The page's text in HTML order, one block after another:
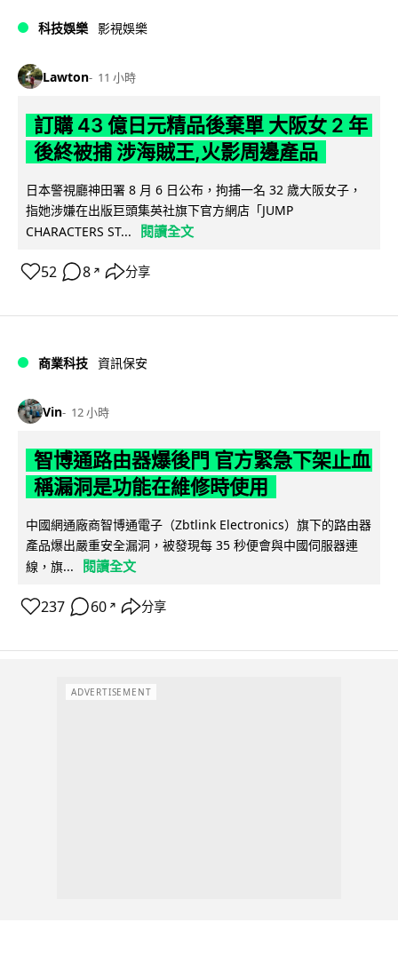
科技娛樂 影視娛樂
Lawton 11 小時
訂購 43 億日元精品後棄單 大阪女 2 年
後終被捕 涉海賊王,火影周邊產品
日本警視廳神田署 8 月 6 日公布，拘捕一名 32 歲大阪女子，
指她涉嫌在出版巨頭集英社旗下官方網店「JUMP
CHARACTERS ST...
閱讀全文
52 8 ↗ 分享
商業科技 資訊保安
Vin 12 小時
智博通路由器爆後門 官方緊急下架止血
稱漏洞是功能在維修時使用
中國網通廠商智博通電子（Zbtlink Electronics）旗下的路由器
產品爆出嚴重安全漏洞，被發現每 35 秒便會與中國伺服器連
線，旗...
閱讀全文
237 60 ↗ 分享
ADVERTISEMENT